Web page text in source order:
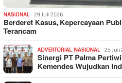
NASIONAL 29 Juli 2026
Berderet Kasus, Kepercayaan
Terancam
ADVERTORIAL, NASIONAL 25 Juli
Sinergi PT Palma
Kemendes Wujudkan